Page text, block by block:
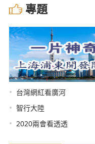
專題
• 台灣網紅看廣河
• 智行大陸
• 2020兩會看透透